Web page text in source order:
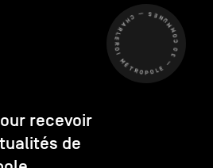
CHARLEROI MÉTROPOLE — 30 COMMUNES —
recevoir
de